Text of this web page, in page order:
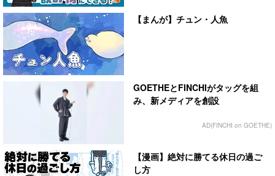
【まんが】チュン・人魚
GOETHEとFINCHIがタッグを組
み、新メディアを創設
AD(FINCHI on GOETHE)
【漫画】絶対に勝てる休日の過ご
し方